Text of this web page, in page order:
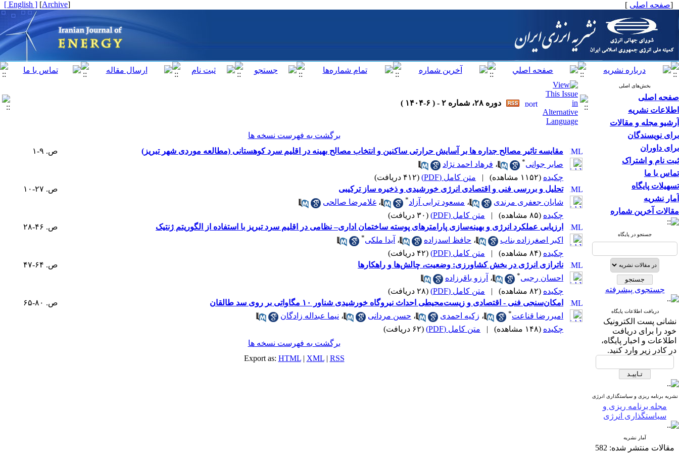
[صفحه اصلی ]
[
Archive
]
[ English ]
بخش‌های اصلی
صفحه اصلی
اطلاعات نشریه
آرشیو مجله و مقالات
برای نویسندگان
برای داوران
ثبت نام و اشتراک
تماس با ما
تسهیلات پایگاه
آمار نشریه
مقالات آخرین شماره
جستجو در پایگاه
جستجوی پیشرفته
دریافت اطلاعات پایگاه
نشانی پست الکترونیک
خود را برای دریافت
اطلاعات و اخبار پایگاه،
در کادر زیر وارد کنید.
نشریه برنامه ریزی و سیاستگذاری انرژی
مجله برنامه ریزی و
سیاستگذاری انرژی
آمار نشریه
مقالات منتشر شده: 582
دوره ۲۸، شماره ۲ - ( ۶-۱۴۰۴ )
برگشت به فهرست نسخه ها
مقایسه تاثیر مصالح جداره ها بر آسایش حرارتی ساکنین و انتخاب مصالح بهینه در اقلیم سرد کوهستانی (مطالعه موردی شهر تبریز)
ص. ۹-۱
صابر جوانی* ، فرهاد احمد نژاد
چکیده (۱۱۵۲ مشاهده) | متن کامل (PDF)
(۴۱۲ دریافت)
تحلیل و بررسی فنی و اقتصادی انرژی خورشیدی و ذخیره ساز ترکیبی
ص. ۲۷-۱۰
شایان جعفری مرندی
، مسعود ترابی آزاد* ، غلامرضا صالحی
چکیده (۸۵ مشاهده) | متن کامل (PDF)
(۳۰ دریافت)
ارزیابی عملکرد انرژی و بهینه‌سازی پارامترهای پوسته ساختمان اداری– نظامی در اقلیم سرد تبریز با استفاده از الگوریتم ژنتیک
ص. ۴۶-۲۸
اکبر اصغرزاده بناب
، حافظ اسدزاده ، آیدا ملکی*
چکیده (۸۴ مشاهده) | متن کامل (PDF)
(۴۲ دریافت)
ناترازی انرژی در بخش کشاورزی: وضعیت، چالش‌ها و راهکارها
ص. ۶۴-۴۷
احسان رجبی* ، آرزو باقرزاده
چکیده (۸۲ مشاهده) | متن کامل (PDF)
(۲۸ دریافت)
امکان‌سنجی فنی - اقتصادی و زیست‌محیطی احداث نیروگاه خورشیدی شناور ۱۰ مگاواتی بر روی سد طالقان
ص. ۸۰-۶۵
امیررضا قناعت* ، زکیه احمدی ، حسن مردانی ، نیما عبداله زادگان
چکیده (۱۴۸ مشاهده) | متن کامل (PDF)
(۶۲ دریافت)
برگشت به فهرست نسخه ها
Export as: HTML| XML| RSS